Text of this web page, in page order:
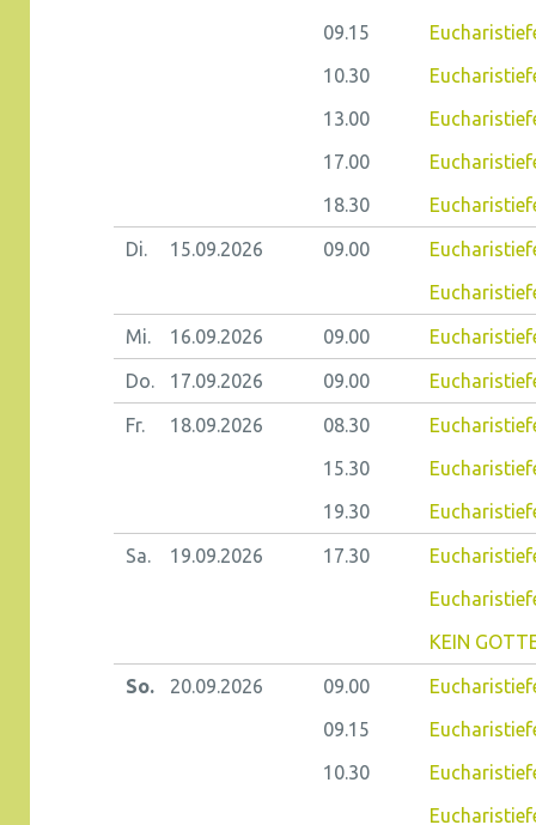
09.15
10.30
13.00
17.00
18.30
Di. 15.09.2026 09.00
Mi. 16.09.2026 09.00
Do. 17.09.2026 09.00
Fr. 18.09.2026 08.30
15.30
19.30
Sa. 19.09.2026 17.30
KEIN
So. 20.09.2026 09.00
09.15
10.30